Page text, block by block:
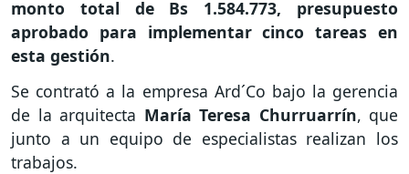
monto total de Bs 1.584.773, presupuesto
aprobado para implementar cinco tareas en
esta gestión.
Se contrató a la empresa Ard´Co bajo la gerencia
de la arquitecta María Teresa Churruarrín, que
junto a un equipo de especialistas realizan los
trabajos.